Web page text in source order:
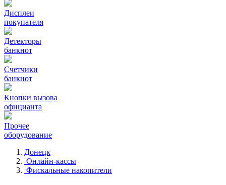
Дисплеи
покупателя
Детекторы
банкнот
Счетчики
банкнот
Кнопки вызова
официанта
Прочее
оборудование
Донецк
Онлайн-кассы
Фискальные накопители